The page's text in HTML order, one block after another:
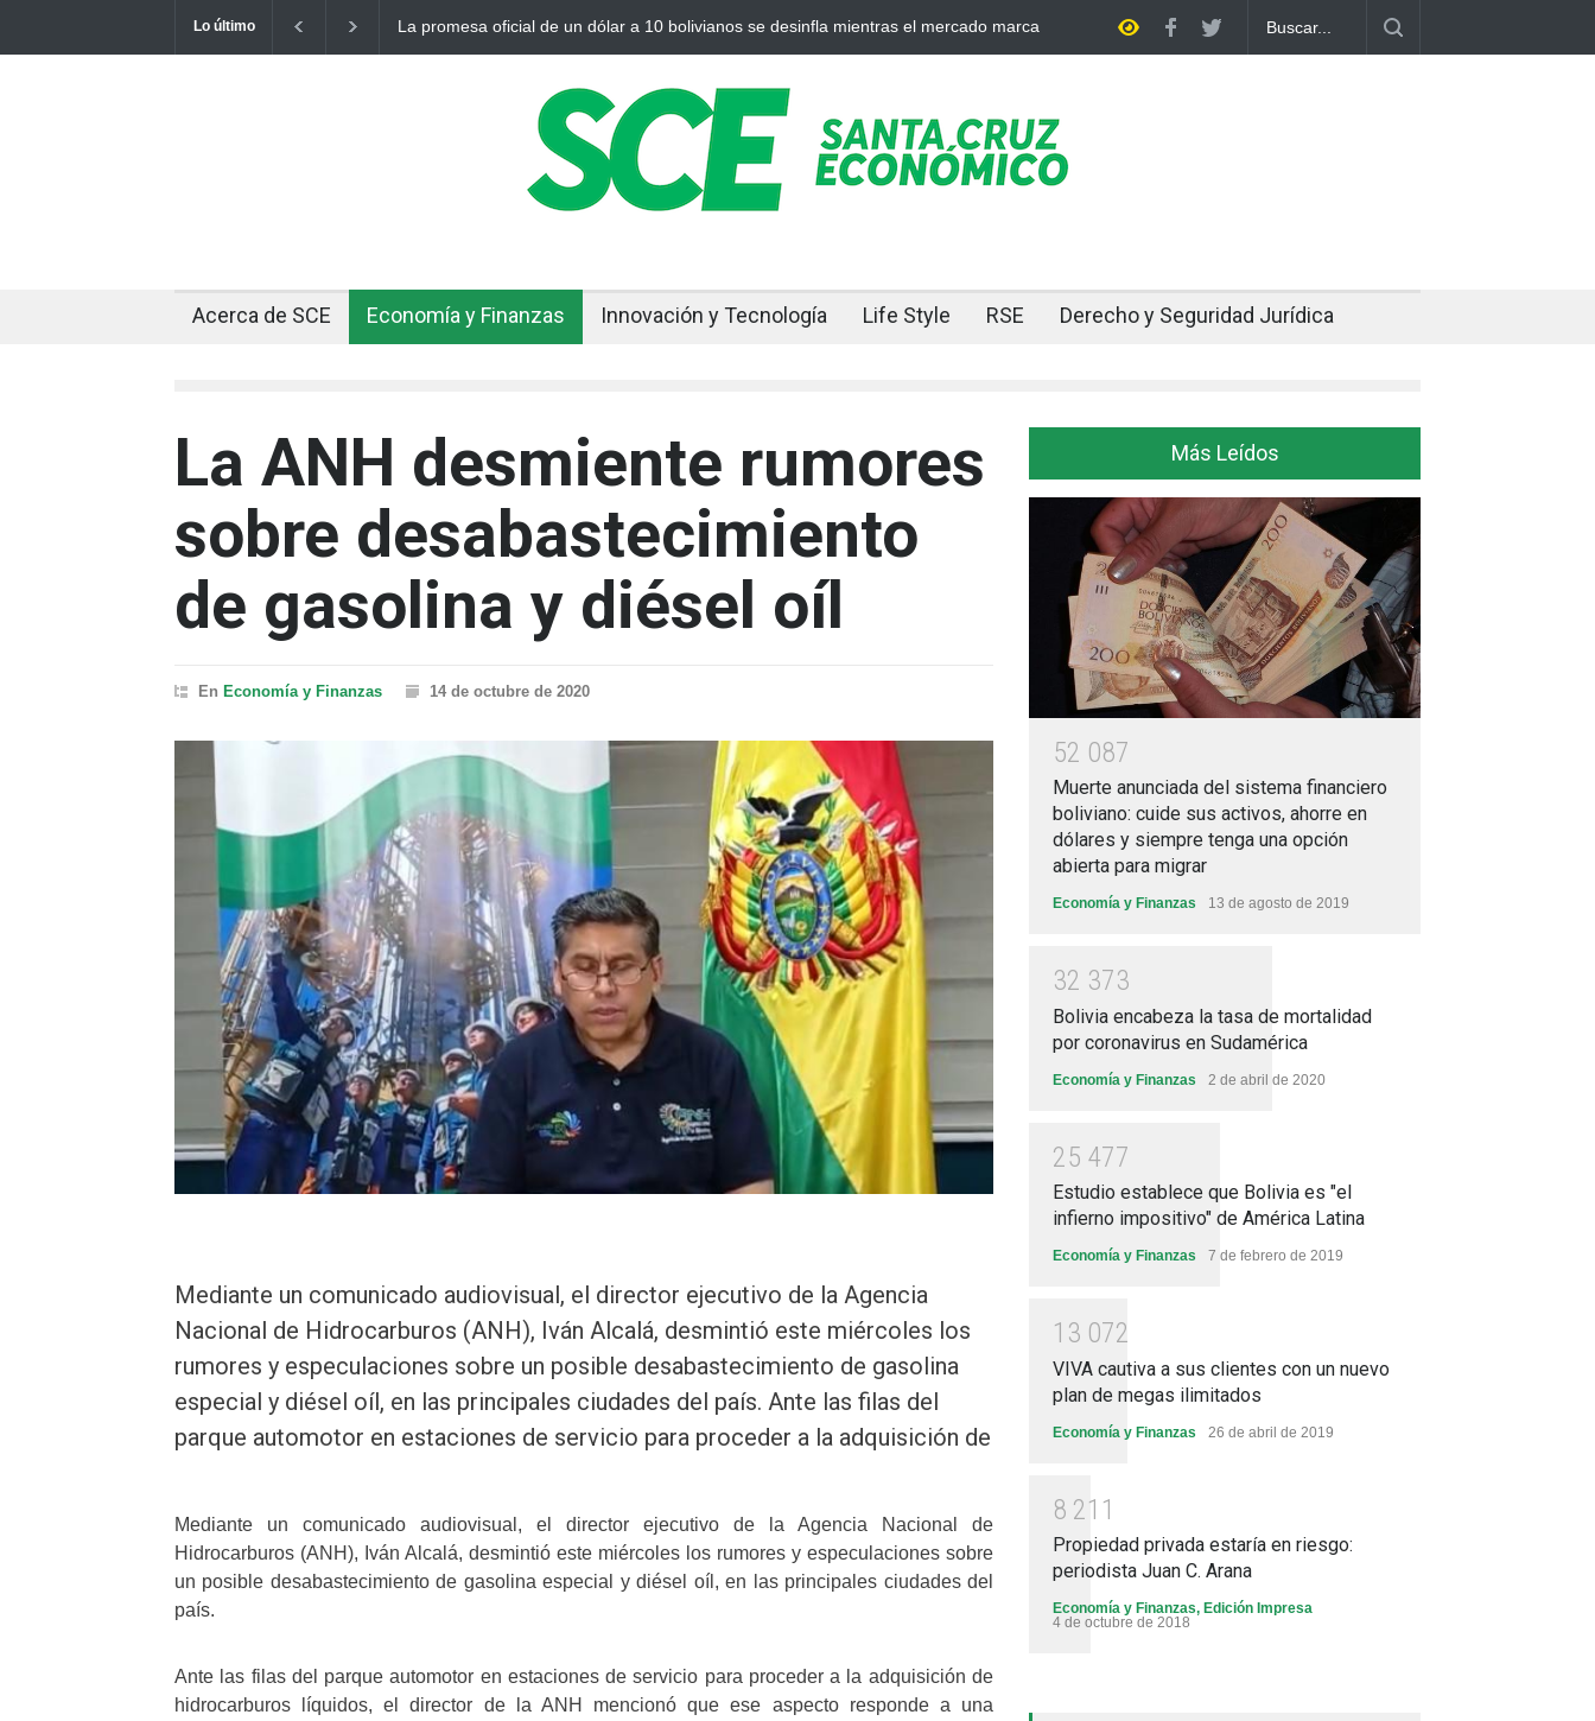
Lo último
La promesa oficial de un dólar a 10 bolivianos se desinfla mientras el mercado marca
Cuando el oro y la plata se enfrían afuera, Bolivia siente el golpe en casa
Acerca de SCE Economía y Finanzas Innovación y Tecnología Life Style RSE Derecho y Seguridad Jurídica
La ANH desmiente rumores
sobre desabastecimiento
de gasolina y diésel oíl
En Economía y Finanzas 14 de octubre de 2020
Mediante un comunicado audiovisual, el director ejecutivo de la Agencia
Nacional de Hidrocarburos (ANH), Iván Alcalá, desmintió este miércoles los
rumores y especulaciones sobre un posible desabastecimiento de gasolina
especial y diésel oíl, en las principales ciudades del país. Ante las filas del
parque automotor en estaciones de servicio para proceder a la adquisición de
Mediante un comunicado audiovisual, el director ejecutivo de la Agencia Nacional de
Hidrocarburos (ANH), Iván Alcalá, desmintió este miércoles los rumores y especulaciones sobre
un posible desabastecimiento de gasolina especial y diésel oíl, en las principales ciudades del
país.
Ante las filas del parque automotor en estaciones de servicio para proceder a la adquisición de
hidrocarburos líquidos, el director de la ANH mencionó que ese aspecto responde a una
Más Leídos
52 087
Muerte anunciada del sistema financiero
boliviano: cuide sus activos, ahorre en
dólares y siempre tenga una opción
abierta para migrar
Economía y Finanzas 13 de agosto de 2019
32 373
Bolivia encabeza la tasa de mortalidad
por coronavirus en Sudamérica
Economía y Finanzas 2 de abril de 2020
25 477
Estudio establece que Bolivia es "el
infierno impositivo" de América Latina
Economía y Finanzas 7 de febrero de 2019
1 3 072
VIVA cautiva a sus clientes con un nuevo
plan de megas ilimitados
Economía y Finanzas 26 de abril de 2019
8 21 1
Propiedad privada estaría en riesgo:
periodista Juan C. Arana
Economía y Finanzas, Edición Impresa
4 de octubre de 2018